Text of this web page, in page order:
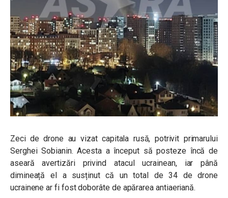
Zeci de drone au vizat capitala rusă, potrivit primarului
Serghei Sobianin. Acesta a început să posteze încă de
aseară avertizări privind atacul ucrainean, iar până
dimineață el a susținut că un total de 34 de drone
ucrainene ar fi fost doborâte de apărarea antiaeriană.